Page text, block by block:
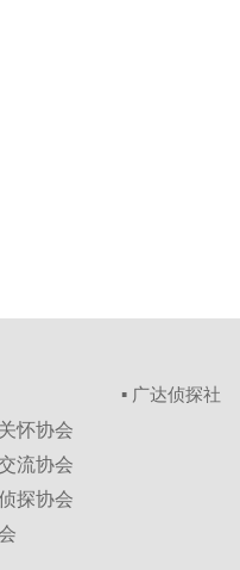
▪ 广达侦探社
怀协会
流协会
探协会